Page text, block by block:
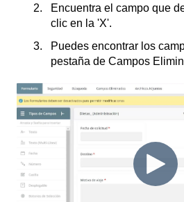
Encuentra el campo que
clic en la 'X'.
Puedes encontrar los
pestaña de Campos